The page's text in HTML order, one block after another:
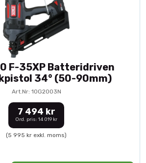
F-35XP Batteridriven
34° (50-90mm)
Art.Nr: 10G2003N
7 494 kr
Ord. pris: 14 019 kr
(5 995 kr exkl. moms)